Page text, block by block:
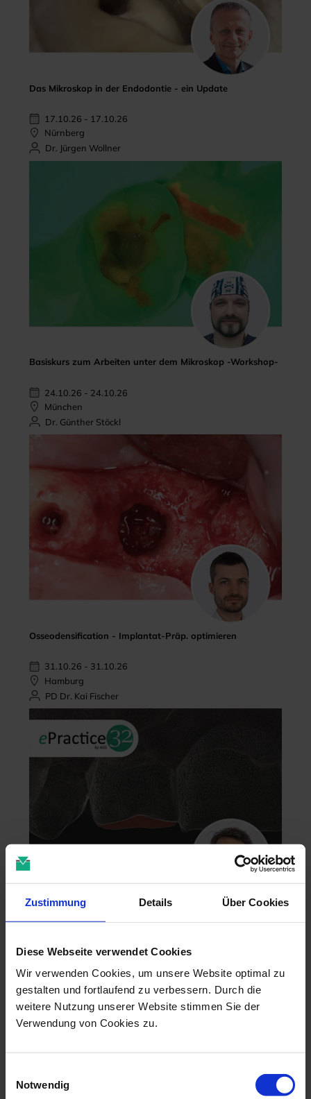
Zustimmung Details Über Cookies
Diese Webseite verwendet Cookies
Wir verwenden Cookies, um unsere Website optimal zu
gestalten und fortlaufend zu verbessern. Durch die
weitere Nutzung unserer Website stimmen Sie der
Verwendung von Cookies zu.
Notwendig
Das Mikroskop in der Endodontie - ein Update
17.10.26 - 17.10.26
Nürnberg
Dr. Jürgen Wollner
Basiskurs zum Arbeiten unter dem Mikroskop -Workshop-
24.10.26 - 24.10.26
München
Dr. Günther Stöckl
Osseodensification - Implantat-Präp. optimieren
31.10.26 - 31.10.26
Hamburg
PD Dr. Kai Fischer
Zahntechnik im 4D-Zeitalter
online
Dr. Christian Leonhardt